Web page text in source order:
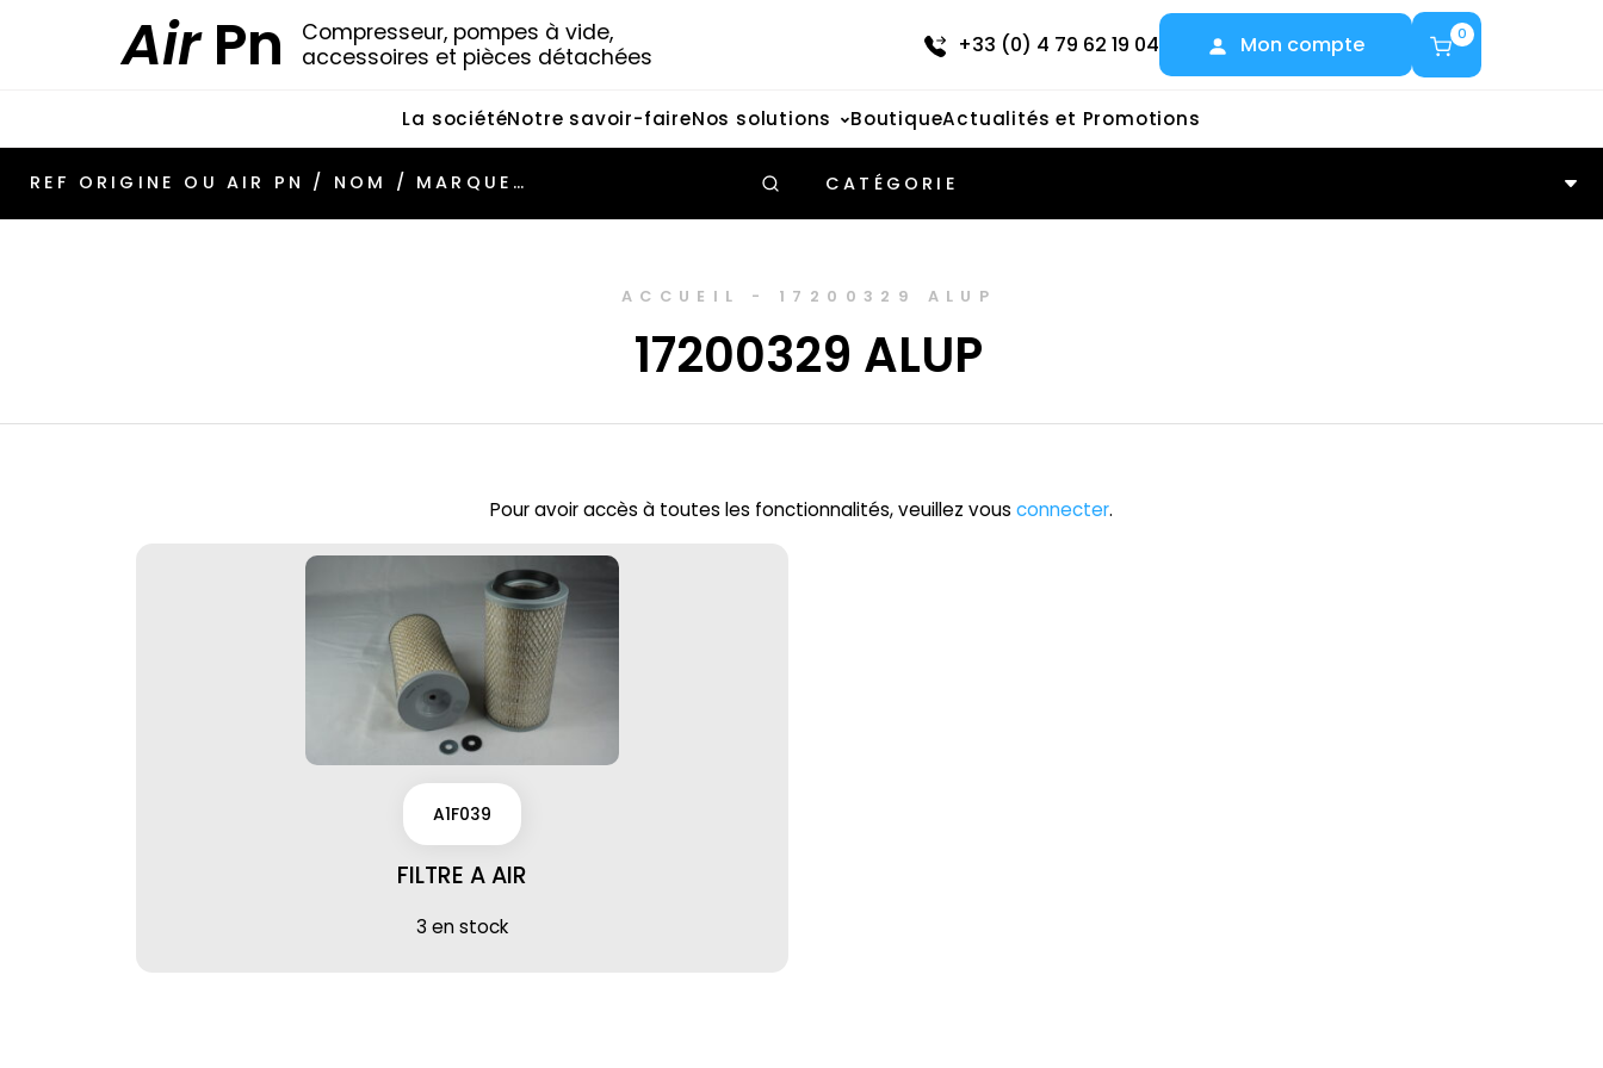
AirPn
Compresseur, pompes à vide,
accessoires et pièces détachées
+33 (0) 4 79 62 19 04 Mon compte 0
La sociétéNotre savoir-faireNos solutions BoutiqueActualités et Promotions
CATÉGORIE
ACCUEIL - 17200329 ALUP
17200329 ALUP
Pour avoir accès à toutes les fonctionnalités, veuillez vous connecter.
A1F039
FILTRE A AIR
3 en stock